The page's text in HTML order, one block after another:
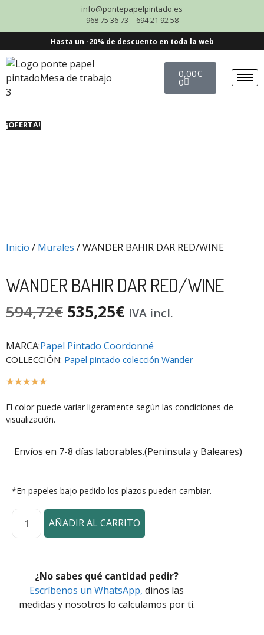
info@pontepapelpintado.es
968 75 36 73 – 694 21 92 58
Hasta un -20% de descuento en toda la web
0,00€
0
¡OFERTA!
Inicio / Murales / WANDER BAHIR DAR RED/WINE
WANDER BAHIR DAR RED/WINE
594,72€ 535,25€ IVA incl.
MARCA:Papel Pintado Coordonné
COLLECCIÓN: Papel pintado colección Wander
☆☆☆☆☆
El color puede variar ligeramente según las condiciones de
visualización.
Envíos en 7-8 días laborables.(Peninsula y Baleares)
*En papeles bajo pedido los plazos pueden cambiar.
AÑADIR AL CARRITO
¿No sabes qué cantidad pedir?
Escríbenos un WhatsApp, dinos las
medidas y nosotros lo calculamos por ti.